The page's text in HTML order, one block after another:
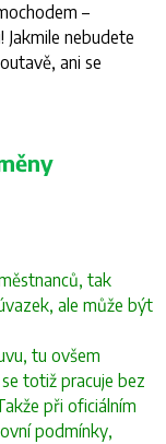
–
nebudete
ani se
tak
ale může být
tu ovšem
totiž pracuje bez
při oficiálním
podmínky,